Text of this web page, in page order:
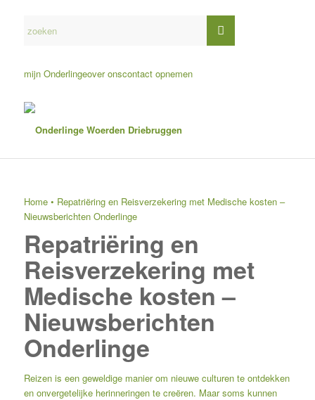
mijn Onderlingeover onscontact opnemen
Home• Repatriëring en Reisverzekering met Medische kosten –
Nieuwsberichten Onderlinge
Repatriëring en
Reisverzekering met
Medische kosten –
Nieuwsberichten
Onderlinge
Reizen is een geweldige manier om nieuwe culturen te ontdekken
en onvergetelijke herinneringen te creëren. Maar soms kunnen